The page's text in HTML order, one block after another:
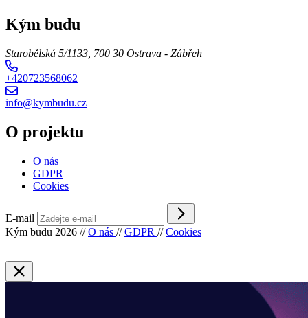
Kým budu
Starobělská 5/1133, 700 30 Ostrava - Zábřeh
+420723568062
info@kymbudu.cz
O projektu
O nás
GDPR
Cookies
E-mail
Kým budu 2026 // O nás // GDPR // Cookies